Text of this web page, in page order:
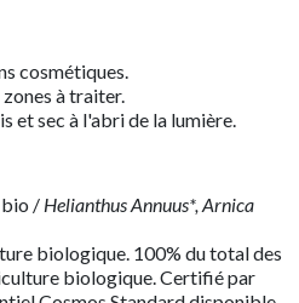
cosmétiques.
à traiter.
et sec à l'abri de la lumière.​
/ Helianthus Annuus*, Arnica
biologique. 100% du total des
biologique. Certifié par